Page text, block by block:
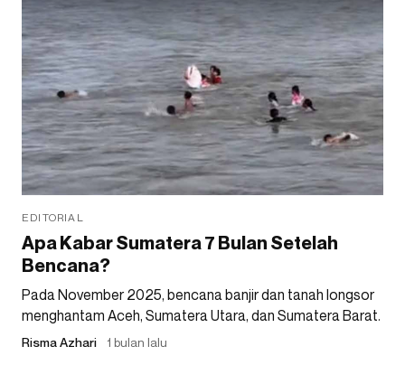
EDITORIAL
Apa Kabar Sumatera 7 Bulan Setelah
Bencana?
Pada November 2025, bencana banjir dan tanah longsor
menghantam Aceh, Sumatera Utara, dan Sumatera Barat.
Risma Azhari 1 bulan lalu